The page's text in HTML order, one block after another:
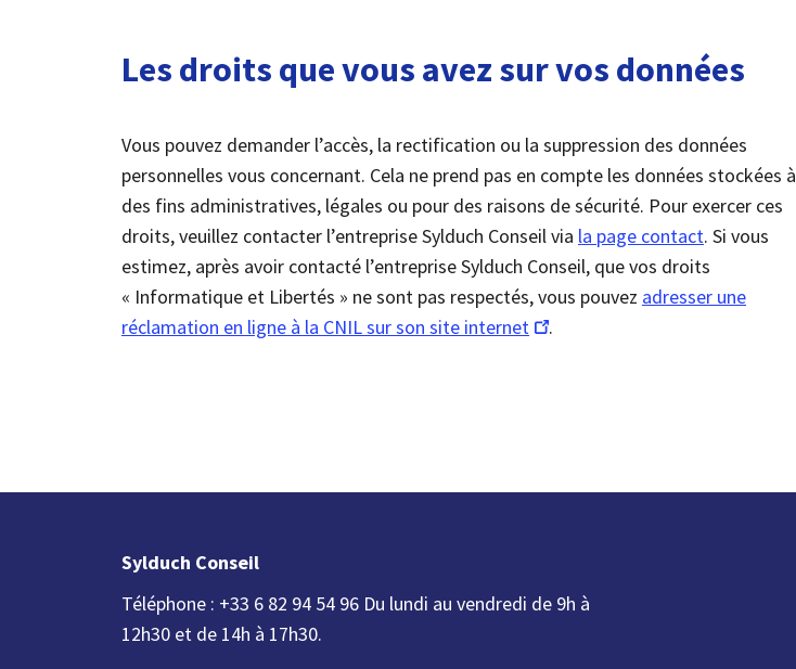
Les droits que vous avez sur vos données
Vous pouvez demander l’accès, la rectification ou la suppression des données
personnelles vous concernant. Cela ne prend pas en compte les données stockées à
des fins administratives, légales ou pour des raisons de sécurité. Pour exercer ces
droits, veuillez contacter l’entreprise Sylduch Conseil via la page contact. Si vous
estimez, après avoir contacté l’entreprise Sylduch Conseil, que vos droits
« Informatique et Libertés » ne sont pas respectés, vous pouvez adresser une
réclamation en ligne à la CNIL sur son site internet - Nouvelle fenêtre
.
Sylduch Conseil
Téléphone : +33 6 82 94 54 96 Du lundi au vendredi de 9h à
12h30 et de 14h à 17h30.